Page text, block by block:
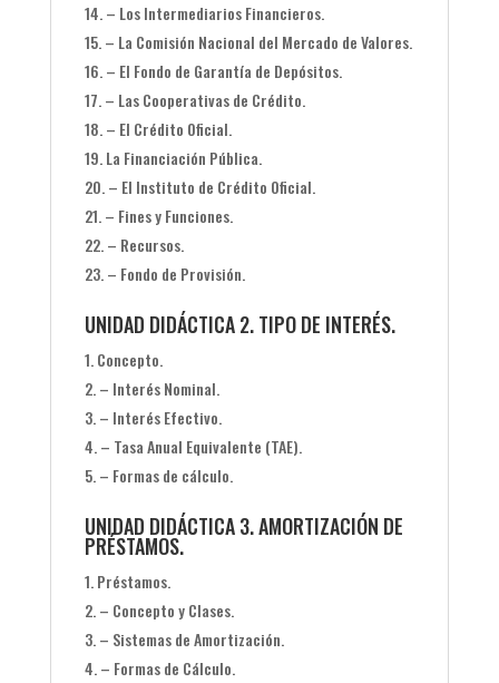
– Los Intermediarios Financieros.
– La Comisión Nacional del Mercado de Valores.
– El Fondo de Garantía de Depósitos.
– Las Cooperativas de Crédito.
– El Crédito Oficial.
La Financiación Pública.
– El Instituto de Crédito Oficial.
– Fines y Funciones.
– Recursos.
– Fondo de Provisión.
UNIDAD DIDÁCTICA 2. TIPO DE INTERÉS.
Concepto.
– Interés Nominal.
– Interés Efectivo.
– Tasa Anual Equivalente (TAE).
– Formas de cálculo.
UNIDAD DIDÁCTICA 3. AMORTIZACIÓN DE
PRÉSTAMOS.
Préstamos.
– Concepto y Clases.
– Sistemas de Amortización.
– Formas de Cálculo.